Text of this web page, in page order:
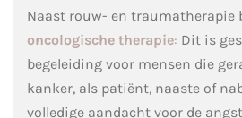
Naast rouw- en traumatherapie
oncologische therapie: Dit is
begeleiding voor mensen die
kanker, als patiënt, naaste of
volledige aandacht voor de